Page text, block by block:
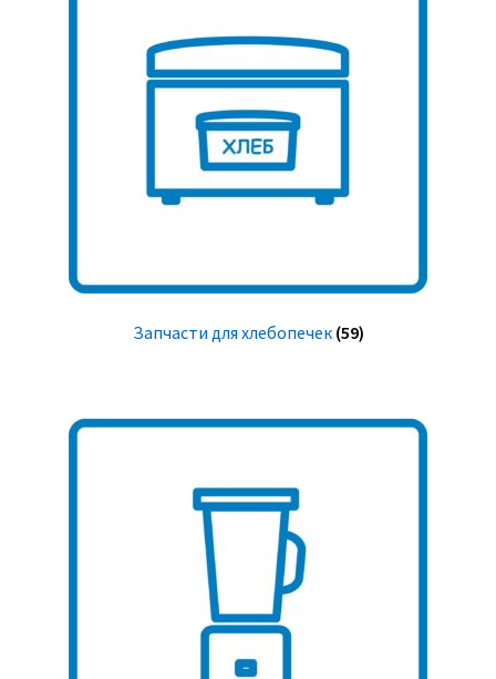
Запчасти для хлебопечек (59)